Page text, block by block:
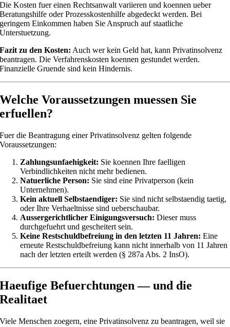
Die Kosten fuer einen Rechtsanwalt variieren und koennen ueber
Beratungshilfe oder Prozesskostenhilfe abgedeckt werden. Bei
geringem Einkommen haben Sie Anspruch auf staatliche
Unterstuetzung.
Fazit zu den Kosten: Auch wer kein Geld hat, kann Privatinsolvenz
beantragen. Die Verfahrenskosten koennen gestundet werden.
Finanzielle Gruende sind kein Hindernis.
Welche Voraussetzungen muessen Sie
erfuellen?
Fuer die Beantragung einer Privatinsolvenz gelten folgende
Voraussetzungen:
Zahlungsunfaehigkeit: Sie koennen Ihre faelligen
Verbindlichkeiten nicht mehr bedienen.
Natuerliche Person: Sie sind eine Privatperson (kein
Unternehmen).
Kein aktuell Selbstaendiger: Sie sind nicht selbstaendig taetig,
oder Ihre Verhaeltnisse sind ueberschaubar.
Aussergerichtlicher Einigungsversuch: Dieser muss
durchgefuehrt und gescheitert sein.
Keine Restschuldbefreiung in den letzten 11 Jahren: Eine
erneute Restschuldbefreiung kann nicht innerhalb von 11 Jahren
nach der letzten erteilt werden (§ 287a Abs. 2 InsO).
Haeufige Befuerchtungen — und die
Realitaet
Viele Menschen zoegern, eine Privatinsolvenz zu beantragen, weil sie